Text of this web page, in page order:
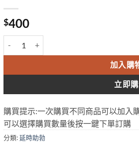
$400
加入購
立即
購買提示:一次購買不同商品可以加入
可以選擇購買數量後按一鍵下單訂購
分類:延時助勃